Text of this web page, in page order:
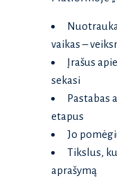
vaikas –
Įrašus
sekasi
Pastabas
etapus
Jo
Tikslus,
aprašymą